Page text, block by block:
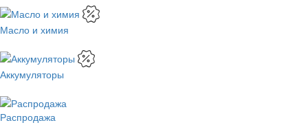
Масло и химия
Аккумуляторы
Распродажа